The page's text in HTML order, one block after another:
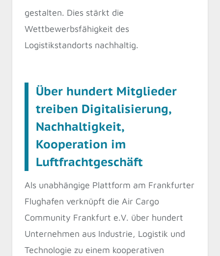
gestalten. Dies stärkt die
Wettbewerbsfähigkeit des
Logistikstandorts nachhaltig.
Über hundert Mitglieder
treiben Digitalisierung,
Nachhaltigkeit,
Kooperation im
Luftfrachtgeschäft
Als unabhängige Plattform am Frankfurter
Flughafen verknüpft die Air Cargo
Community Frankfurt e.V. über hundert
Unternehmen aus Industrie, Logistik und
Technologie zu einem kooperativen